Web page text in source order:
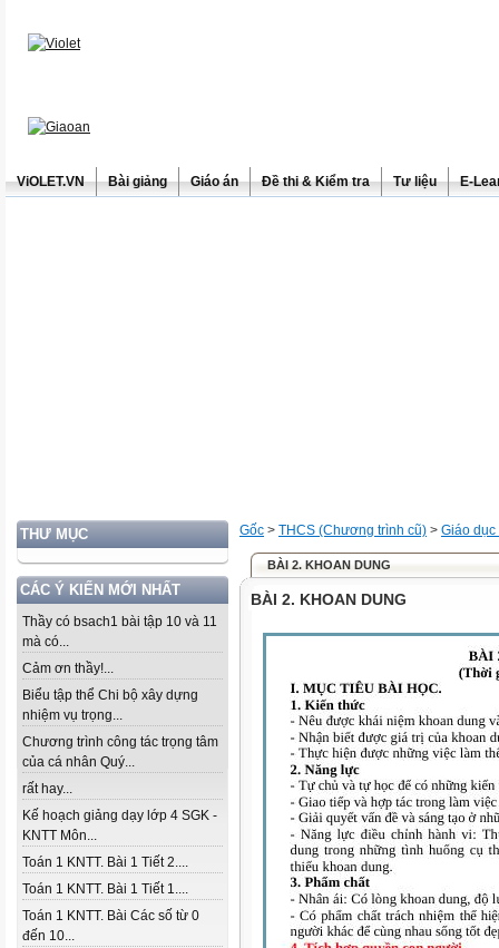
ViOLET.VN Bài giảng Giáo án Đề thi & Kiểm tra Tư liệu E-
THƯ MỤC
CÁC Ý KIẾN MỚI NHẤT
Thầy có bsach1 bài tập 10 và 11
mà có...
Cảm ơn thầy!...
Biểu tập thể Chi bộ xây dựng
nhiệm vụ trọng...
Chương trình công tác trọng tâm
của cá nhân Quý...
rất hay...
Kế hoạch giảng dạy lớp 4 SGK -
KNTT Môn...
Toán 1 KNTT. Bài 1 Tiết 2....
Toán 1 KNTT. Bài 1 Tiết 1....
Toán 1 KNTT. Bài Các số từ 0
đến 10...
Gốc > THCS (Chương trình cũ) > Giáo
BÀI 2. KHOAN DUNG
BÀI 2. KHOAN DUNG